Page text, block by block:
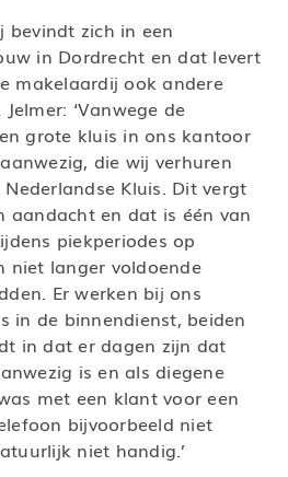
bevindt zich in een
in Dordrecht en dat levert
makelaardij ook andere
‘Vanwege de
grote kluis in ons kantoor
die wij verhuren
Kluis. Dit vergt
aandacht en dat is één van
piekperiodes op
niet langer voldoende
Er werken bij ons
in de binnendienst, beiden
in dat er dagen zijn dat
is en als diegene
met een klant voor een
bijvoorbeeld niet
niet handig.’